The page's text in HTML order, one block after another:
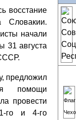
восстание
Словакии.
начали
31 августа
предложил
помощи
провести
го и 4-го